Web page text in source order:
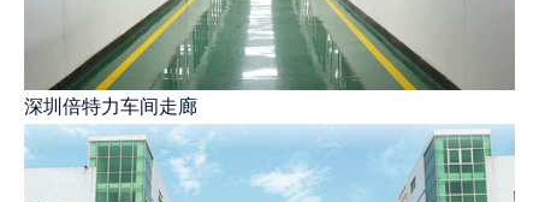
深圳倍特力车间走廊